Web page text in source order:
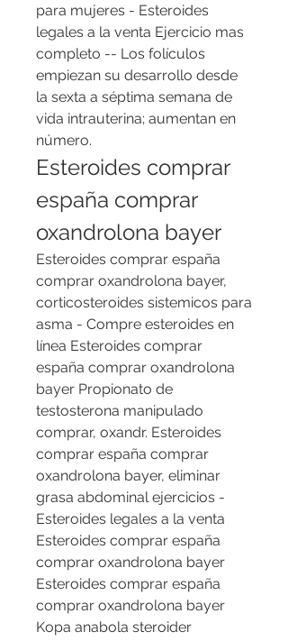
para mujeres - Esteroides
legales a la venta Ejercicio mas
completo -- Los folículos
empiezan su desarrollo desde
la sexta a séptima semana de
vida intrauterina; aumentan en
número.
Esteroides comprar
españa comprar
oxandrolona bayer
Esteroides comprar españa
comprar oxandrolona bayer,
corticosteroides sistemicos para
asma - Compre esteroides en
línea Esteroides comprar
españa comprar oxandrolona
bayer Propionato de
testosterona manipulado
comprar, oxandr. Esteroides
comprar españa comprar
oxandrolona bayer, eliminar
grasa abdominal ejercicios -
Esteroides legales a la venta
Esteroides comprar españa
comprar oxandrolona bayer
Esteroides comprar españa
comprar oxandrolona bayer
Kopa anabola steroider